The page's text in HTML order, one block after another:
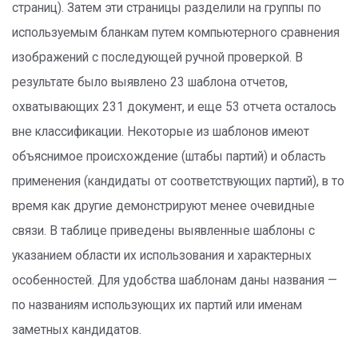
страниц). Затем эти страницы разделили на группы по
используемым бланкам путем компьютерного сравнения
изображений с последующей ручной проверкой. В
результате было выявлено 23 шаблона отчетов,
охватывающих 231 документ, и еще 53 отчета осталось
вне классификации. Некоторые из шаблонов имеют
объяснимое происхождение (штабы партий) и область
применения (кандидаты от соответствующих партий), в то
время как другие демонстрируют менее очевидные
связи. В таблице приведены выявленные шаблоны с
указанием области их использования и характерных
особенностей. Для удобства шаблонам даны названия —
по названиям использующих их партий или именам
заметных кандидатов.